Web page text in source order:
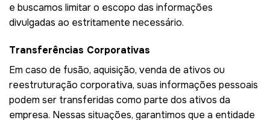
e buscamos limitar o escopo das informações
divulgadas ao estritamente necessário.
Transferências Corporativas
Em caso de fusão, aquisição, venda de ativos ou
reestruturação corporativa, suas informações pessoais
podem ser transferidas como parte dos ativos da
empresa. Nessas situações, garantimos que a entidade